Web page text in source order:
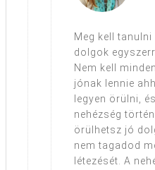
Meg kell
dolgok
Nem kell
jónak lennie
legyen örülni,
nehézség
örülhetsz jó
nem tagadod
létezését. A